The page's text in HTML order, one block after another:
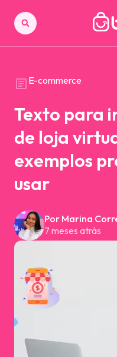
E-commerce
Texto para
de loja
exemplos
usar
Por Marina
7 meses atrás